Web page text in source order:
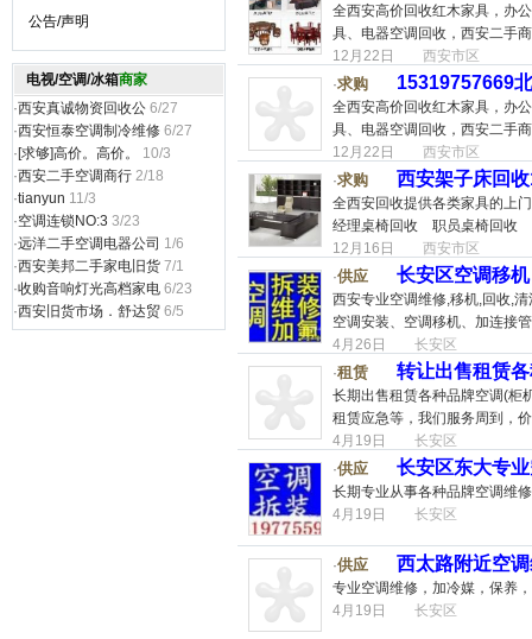
公告/声明
电视/空调/冰箱商家
·西安真诚物资回收公 6/27
·西安恒泰空调制冷维修 6/27
· [求够]高价。高价。
10/3
·西安二手空调商行 2/18
·tianyun 11/3
·空调连锁NO:3 3/23
·远洋二手空调电器公司 1/6
·西安美邦二手家电旧货 7/1
·收购音响灯光高档家电 6/23
·西安旧货市场．舒达贸 6/5
全西安高价回收红木家具，办
具、电器空调回收，西安二手
12月22日
西安市区
·求购 15319757669
全西安高价回收红木家具，办
具、电器空调回收，西安二手
12月22日
西安市区
·求购 西安架子床回
全西安回收提供各类家具的
经理桌椅回收 职员桌椅回
12月16日
西安市区
·供应 长安区空调移
西安专业空调维修,移机,回收,
空调安装、空调移机、加连接
4月26日
长安区
·租赁 转让出售租赁
长期出售租赁各种品牌空调(柜
租赁应急等，我们服务周到，
4月19日
长安区
·供应 长安区东大专
长期专业从事各种品牌空调维
4月19日
长安区
·供应 西太路附近空
专业空调维修，加冷媒，保养
4月19日
长安区